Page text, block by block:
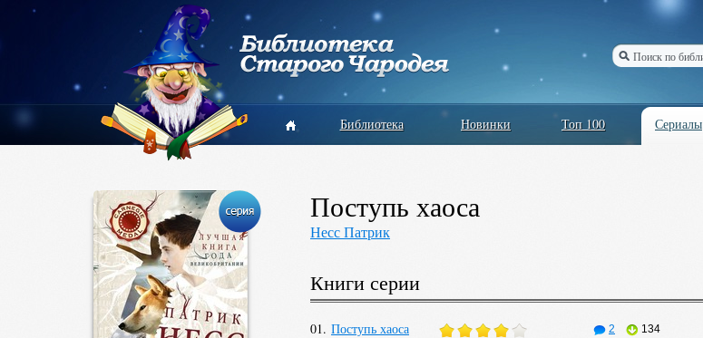
Библиотека Новинки Топ 100 Сериалы
Поступь хаоса
Несс Патрик
Книги серии
01. Поступь хаоса 2 134